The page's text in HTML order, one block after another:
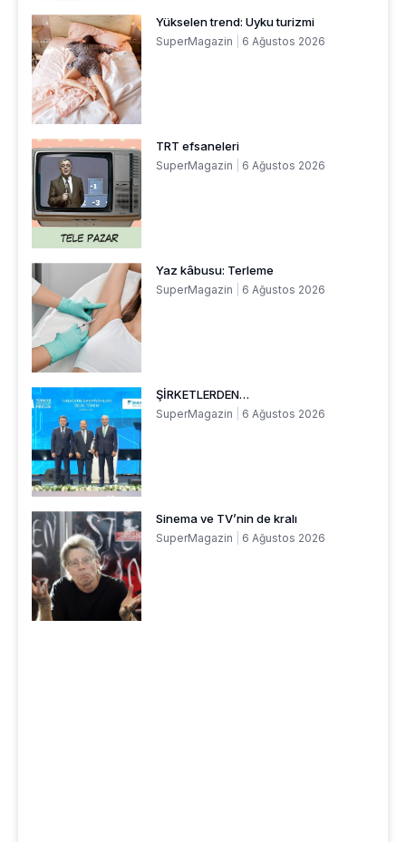
Yükselen trend: Uyku turizmi
SuperMagazin 6 Ağustos 2026
TRT efsaneleri
SuperMagazin 6 Ağustos 2026
Yaz kâbusu: Terleme
SuperMagazin 6 Ağustos 2026
ŞİRKETLERDEN…
SuperMagazin 6 Ağustos 2026
Sinema ve TV’nin de kralı
SuperMagazin 6 Ağustos 2026